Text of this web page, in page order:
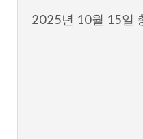
2025년 10월 15일